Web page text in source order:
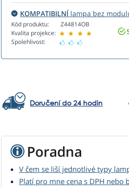
KOMPATIBILNÍlampa bez
Kód produktu:
Kvalita projekce:
Spolehlivost:
Z44814OB
Doručení do 24 hodin
Poradna
V čem se liší jednotlivé typy
Platí pro mne cena s DPH nebo